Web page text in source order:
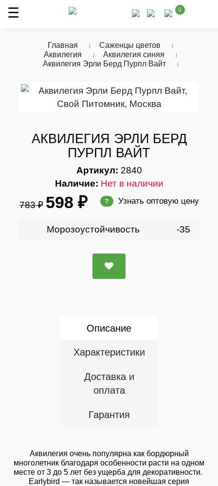
0
Главная
Саженцы цветов
Аквилегия
Аквилегия синяя
Аквилегия Эрли Берд Пурпл Вайт
АКВИЛЕГИЯ ЭРЛИ БЕРД
ПУРПЛ ВАЙТ
Артикул: 2840
Наличие: Нет в наличии
783 ₽ 598 ₽ ? Узнать оптовую цену
Морозоустойчивость -35
Описание
Характеристики
Доставка и
оплата
Гарантия
Аквилегия очень популярна как бордюрный
многолетник благодаря особенности расти на одном
месте от 3 до 5 лет без ущерба для декоративности.
Earlybird — так называется новейшая серия